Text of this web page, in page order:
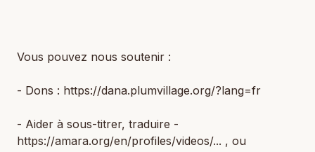
Vous pouvez nous soutenir :
- Dons : https://dana.plumvillage.org/?lang=fr
- Aider à sous-titrer, traduire -
https://amara.org/en/profiles/videos/... , ou